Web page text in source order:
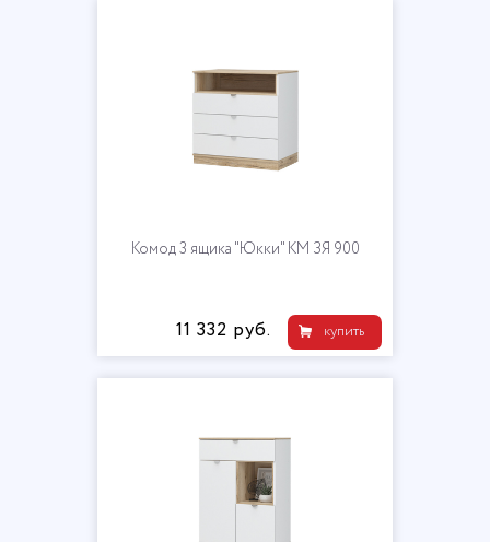
Комод 3 ящика "Юкки" КМ ЗЯ 900
купить
11 332 руб.